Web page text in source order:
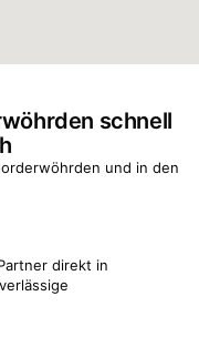
schnell
und in den
direkt in